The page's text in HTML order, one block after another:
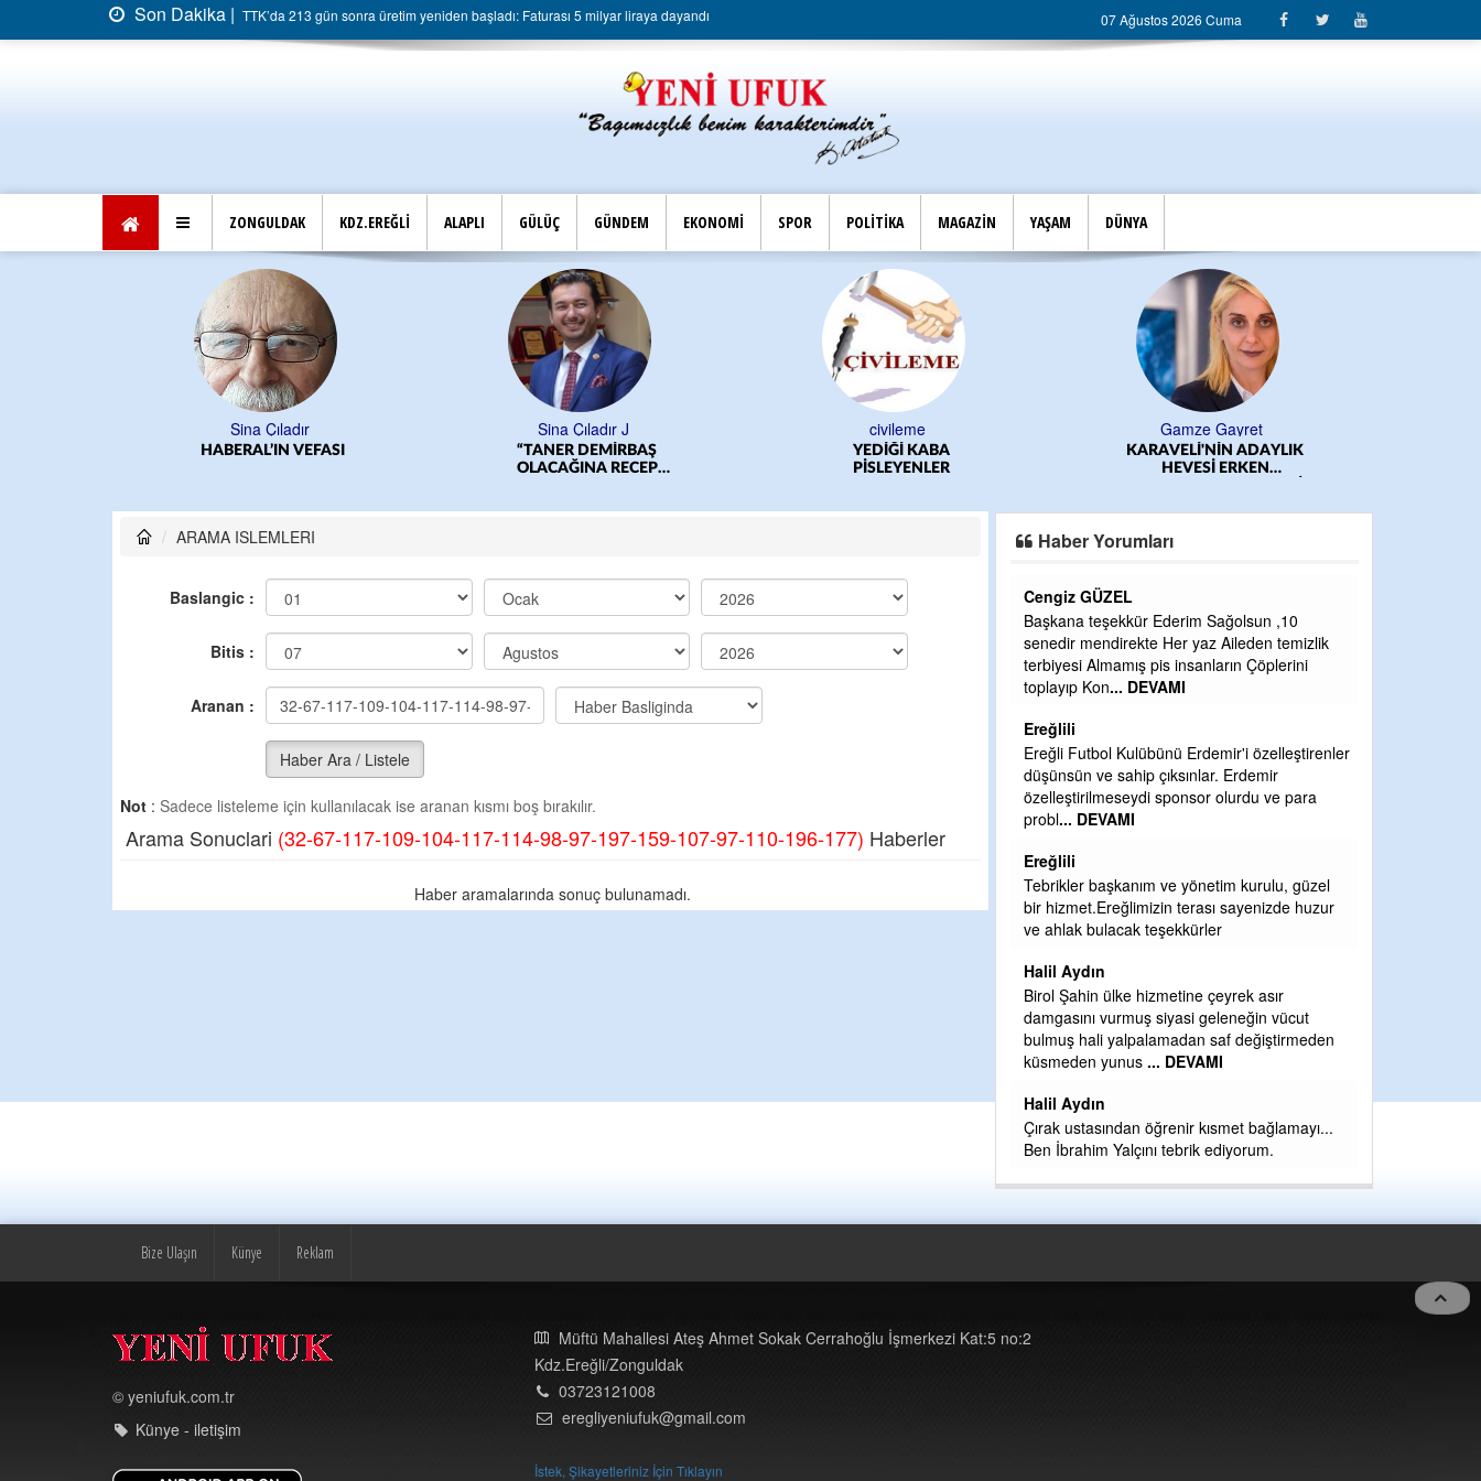
Son Dakika | TTK’da 213 gün sonra üretim yeniden başladı: Faturası 5 milyar liraya dayandı 07 Ağustos 2026 Cuma
ZONGULDAK KDZ.EREĞLİ ALAPLI GÜLÜÇ GÜNDEM EKONOMİ SPOR POLİTİKA MAGAZİN YAŞAM DÜNYA
Sina Çıladır
HABERAL’IN VEFASI
Sina Çıladır J
“TANER DEMİRBAŞ
OLACAĞINA RECEP
civileme
YEDİĞİ KABA
PİSLEYENLER
Gamze Gayret
KARAVELİ'NİN ADAYLIK
HEVESİ ERKEN
ARAMA ISLEMLERI
Baslangic :
Bitis :
Aranan :
Haber Ara / Listele
Not : Sadece listeleme için kullanılacak ise aranan kısmı boş bırakılır.
Arama Sonuclari (32-67-117-109-104-117-114-98-97-197-159-107-97-110-196-177) Haberler
Haber aramalarında sonuç bulunamadı.
Haber Yorumları
Cengiz GÜZEL
Başkana teşekkür Ederim Sağolsun ,10
senedir mendirekte Her yaz Aileden temizlik
terbiyesi Almamış pis insanların Çöplerini
toplayıp Kon... DEVAMI
Ereğlili
Ereğli Futbol Kulübünü Erdemir'i özelleştirenler
düşünsün ve sahip çıksınlar. Erdemir
özelleştirilmeseydi sponsor olurdu ve para
probl... DEVAMI
Ereğlili
Tebrikler başkanım ve yönetim kurulu, güzel
bir hizmet.Ereğlimizin terası sayenizde huzur
ve ahlak bulacak teşekkürler
Halil Aydın
Birol Şahin ülke hizmetine çeyrek asır
damgasını vurmuş siyasi geleneğin vücut
bulmuş hali yalpalamadan saf değiştirmeden
küsmeden yunus ... DEVAMI
Halil Aydın
Çırak ustasından öğrenir kısmet bağlamayı...
Ben İbrahim Yalçını tebrik ediyorum.
Bize Ulaşın Künye Reklam
© yeniufuk.com.tr
Künye - iletişim
Müftü Mahallesi Ateş Ahmet Sokak Cerrahoğlu İşmerkezi Kat:5 no:2
Kdz.Ereğli/Zonguldak
03723121008
eregliyeniufuk@gmail.com
İstek, Şikayetleriniz İçin Tıklayın